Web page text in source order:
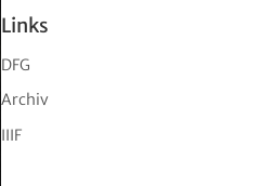
Links
DFG
Archiv
IIIF